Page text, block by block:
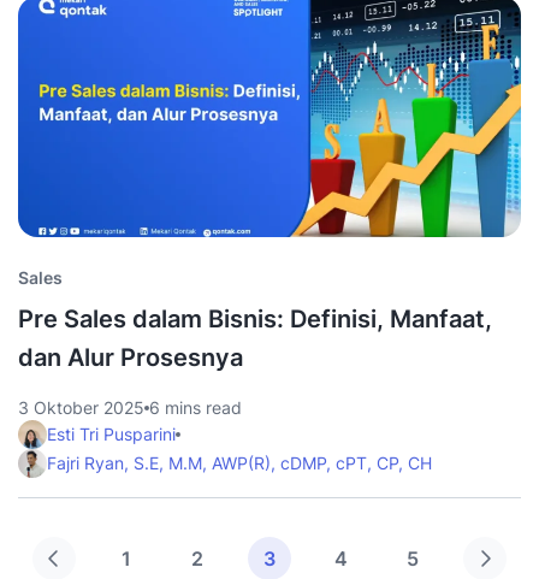
Sales
Pre Sales dalam Bisnis: Definisi, Manfaat,
dan Alur Prosesnya
3 Oktober 2025 6 mins read
Esti Tri Pusparini
Fajri Ryan, S.E, M.M, AWP(R), cDMP, cPT, CP, CH
1 2 3 4 5